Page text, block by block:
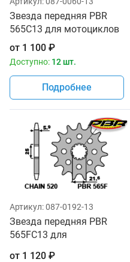
Звезда передняя PBR
565C13 для мотоциклов
от 1 100 ₽
Доступно: 12 шт.
Подробнее
Артикул:087-0192-13
Звезда передняя PBR
565FC13 для
от 1 120 ₽